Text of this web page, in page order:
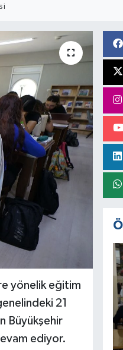
yönelik eğitim
21
Büyükşehir
ediyor.